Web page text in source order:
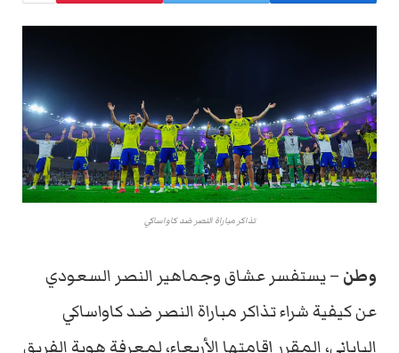
تذاكر مباراة النصر ضد كاواساكي
وطن –يستفسر عشاق وجماهير النصر السعودي
عن كيفية شراء تذاكر مباراة النصر ضد كاواساكي
الياباني، المقرر إقامتها الأربعاء، لمعرفة هوية الفريق